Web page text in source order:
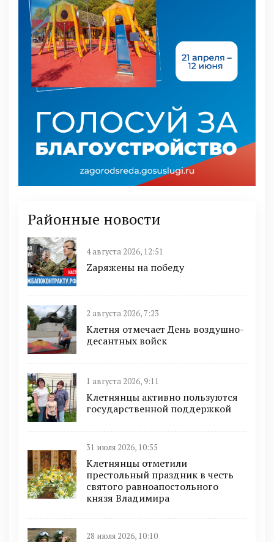
Районные новости
4 августа 2026, 12:51
Zаряжены на победу
2 августа 2026, 7:23
Клетня отмечает День воздушно-
десантных войск
1 августа 2026, 9:11
Клетнянцы активно пользуются
государственной поддержкой
31 июля 2026, 10:55
Клетнянцы отметили
престольный праздник в честь
святого равноапостольного
князя Владимира
28 июля 2026, 10:10